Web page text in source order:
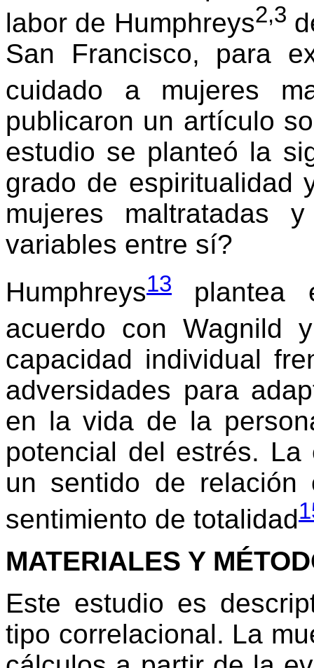
labor de Humphreys2,3
San Francisco, para
cuidado a mujeres
publicaron un artículo
estudio se planteó la
grado de espiritualidad
mujeres maltratadas
variables entre sí?
Humphreys13
plantea
acuerdo con Wagnild
capacidad individual
adversidades para
en la vida de la
potencial del estrés.
un sentido de
sentimiento de totalidad
MATERIALES Y
Este estudio es
tipo correlacional. La